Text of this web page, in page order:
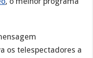
os telespectadores a